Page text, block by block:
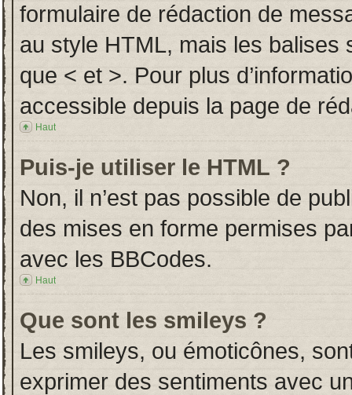
formulaire de rédaction de
au style HTML, mais les
que < et >. Pour plus
accessible depuis la page de
Haut
Puis-je utiliser le HTML ?
Non, il n’est pas possible de
des mises en forme permises
avec les BBCodes.
Haut
Que sont les smileys ?
Les smileys, ou émoticônes,
exprimer des sentiments avec